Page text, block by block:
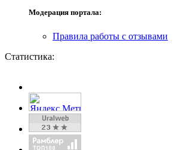
Модерация портала:
Правила работы с отзывами
Статистика: